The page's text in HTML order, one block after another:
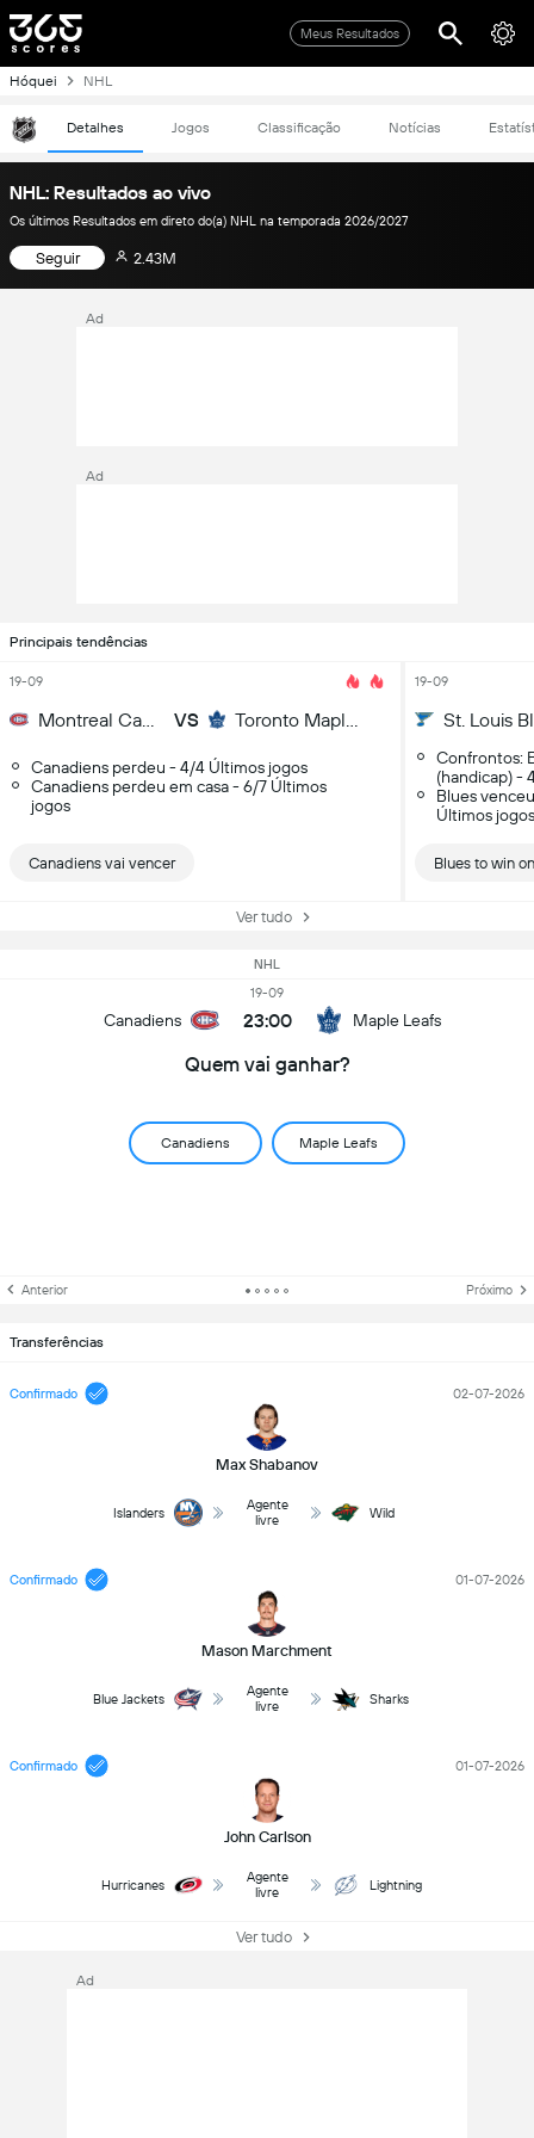
Meus Resultados
Hóquei NHL
Detalhes Jogos Classificação Notícias
NHL: Resultados ao vivo
Os últimos Resultados em direto do(a) NHL na temporada 2026/2027
Seguir 2.43M
Ad
Ad
Principais tendências
19-09
VS
Canadiens perdeu - 4/4 Últimos jogos
Canadiens perdeu em casa - 6/7 Últimos
jogos
Canadiens vai vencer
19-09
St. Louis
Confrontos:
(handicap) -
Blues
Últimos jogos
Blues to win
Ver tudo
NHL
Canadiens
19-09
23:00 Maple Leafs
Quem vai ganhar?
Canadiens Maple Leafs
Anterior Próximo
Transferências
Confirmado
Max Shabanov
02-07-2026
Islanders
Agente
livre
Wild
Confirmado
Mason Marchment
01-07-2026
Blue Jackets
Agente
livre
Sharks
Confirmado
John Carlson
01-07-2026
Hurricanes
Agente
livre
Lightning
Ver tudo
Ad